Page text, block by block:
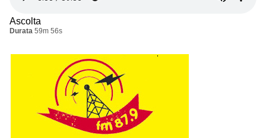
Ascolta
Durata 59m 56s